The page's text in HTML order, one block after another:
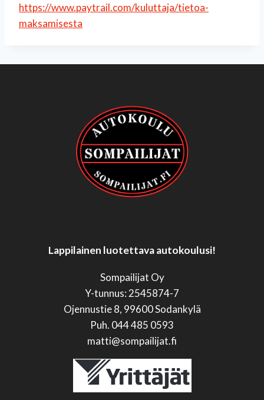
https://www.paytrail.com/kuluttaja/tietoa-
maksamisesta
Lappilainen luotettava autokoulusi!
Sompailijat Oy
Y-tunnus: 2545874-7
Ojennustie 8, 99600 Sodankylä
Puh. 044 485 0593
matti@sompailijat.fi